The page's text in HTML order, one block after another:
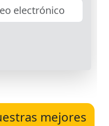
mejores